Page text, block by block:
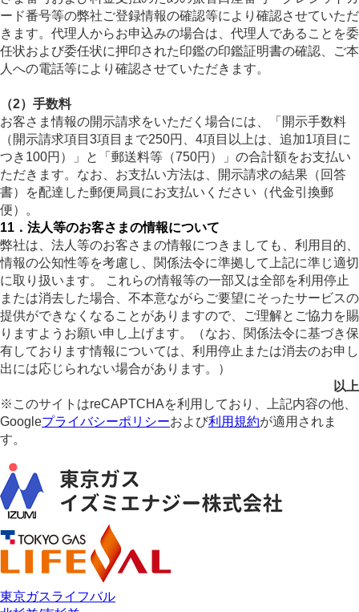
ード番号等の弊社ご登録情報の確認等により確認させていただ
きます。代理人からお申込みの場合は、代理人であることを委
任状および委任状に押印された印鑑の印鑑証明書の確認、ご本
人への電話等により確認させていただきます。
（2）手数料
お客さま情報の開示請求をいただく場合には、「開示手数料
（開示請求項目3項目まで250円、4項目以上は、追加1項目に
つき100円）」と「郵送料等（750円）」の合計額をお支払い
ただきます。なお、お支払い方法は、開示請求の結果（回答
書）を配達した郵便局員にお支払いください（代金引換郵
便）。
11．法人等のお客さまの情報について
弊社は、法人等のお客さまの情報につきましても、利用目的、
情報の公知性等を考慮し、関係法令に準拠して上記に準じ適切
に取り扱います。 これらの情報等の一部又は全部を利用停止
または消去した場合、不本意ながらご要望にそったサービスの
提供ができなくなることがありますので、ご理解とご協力を賜
りますようお願い申し上げます。（なお、関係法令に基づき保
有しております情報については、利用停止または消去のお申し
出には応じられない場合があります。）
以上
※このサイトはreCAPTCHAを利用しており、上記内容の他、
Googleプライバシーポリシーおよび利用規約が適用されま
す。
東京ガスライフバル